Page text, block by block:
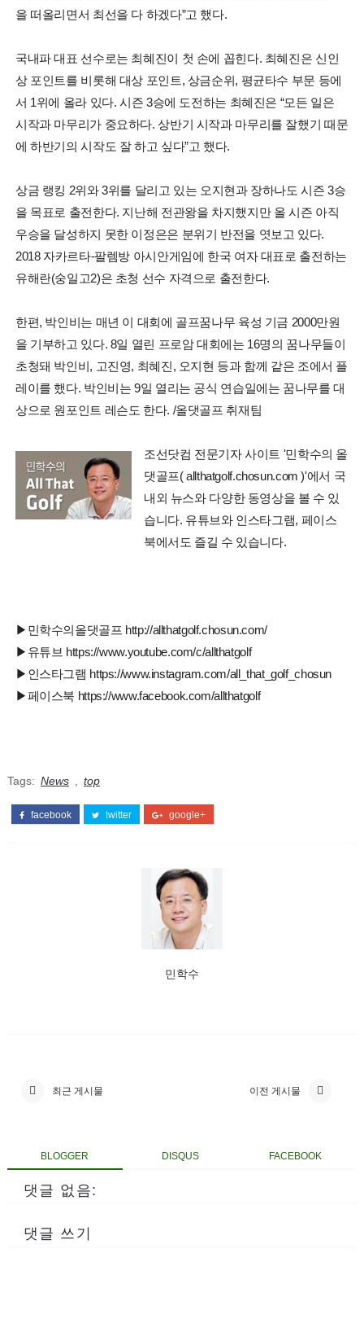
을 떠올리면서 최선을 다 하겠다”고 했다.
국내파 대표 선수로는 최혜진이 첫 손에 꼽힌다. 최혜진은 신인
상 포인트를 비롯해 대상 포인트, 상금순위, 평균타수 부문 등에
서 1위에 올라 있다. 시즌 3승에 도전하는 최혜진은 “모든 일은
시작과 마무리가 중요하다. 상반기 시작과 마무리를 잘했기 때문
에 하반기의 시작도 잘 하고 싶다”고 했다.
상금 랭킹 2위와 3위를 달리고 있는 오지현과 장하나도 시즌 3승
을 목표로 출전한다. 지난해 전관왕을 차지했지만 올 시즌 아직
우승을 달성하지 못한 이정은은 분위기 반전을 엿보고 있다.
2018 자카르타-팔렘방 아시안게임에 한국 여자 대표로 출전하는
유해란(숭일고2)은 초청 선수 자격으로 출전한다.
한편, 박인비는 매년 이 대회에 골프꿈나무 육성 기금 2000만원
을 기부하고 있다. 8일 열린 프로암 대회에는 16명의 꿈나무들이
초청돼 박인비, 고진영, 최혜진, 오지현 등과 함께 같은 조에서 플
레이를 했다. 박인비는 9일 열리는 공식 연습일에는 꿈나무를 대
상으로 원포인트 레슨도 한다. /올댓골프 취재팀
조선닷컴 전문기자 사이트 '민학수의 올
댓골프( allthatgolf.chosun.com )'에서 국
내외 뉴스와 다양한 동영상을 볼 수 있
습니다. 유튜브와 인스타그램, 페이스
북에서도 즐길 수 있습니다.
▶민학수의올댓골프 http://allthatgolf.chosun.com/
▶유튜브 https://www.youtube.com/c/allthatgolf
▶인스타그램 https://www.instagram.com/all_that_golf_chosun
▶페이스북 https://www.facebook.com/allthatgolf
Tags: News top
facebook twitter google+
민학수
최근 게시물 이전 게시물
BLOGGER DISQUS FACEBOOK
댓글 없음:
댓글 쓰기